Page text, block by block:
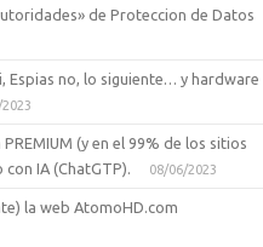
de Proteccion de Datos
Espias no, lo siguiente… y hardware
(y en el 99% de los sitios
IA (ChatGTP).
08/06/2023
la web AtomoHD.com